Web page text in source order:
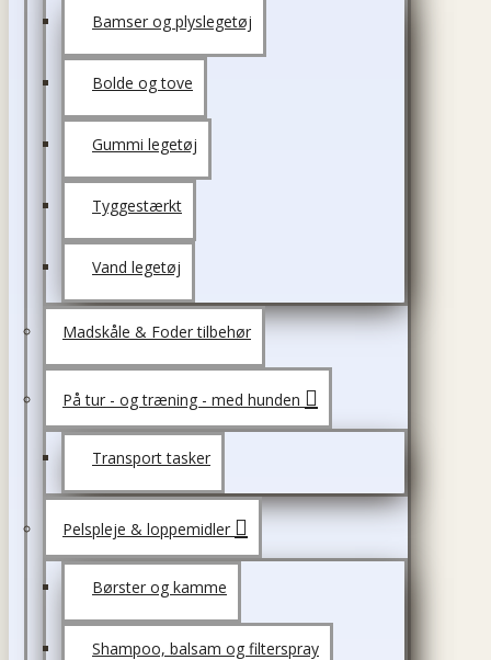
Bamser og plyslegetøj
Bolde og tove
Gummi legetøj
Tyggestærkt
Vand legetøj
Madskåle & Foder tilbehør
På tur - og træning - med hunden
Transport tasker
Pelspleje & loppemidler
Børster og kamme
Shampoo, balsam og filterspray